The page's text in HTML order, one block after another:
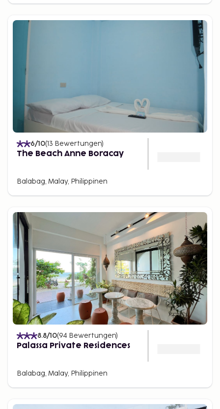
6/10(13 Bewertungen)
The Beach Anne Boracay
Balabag, Malay, Philippinen
8.8/10(94 Bewertungen)
Palassa Private Residences
Balabag, Malay, Philippinen